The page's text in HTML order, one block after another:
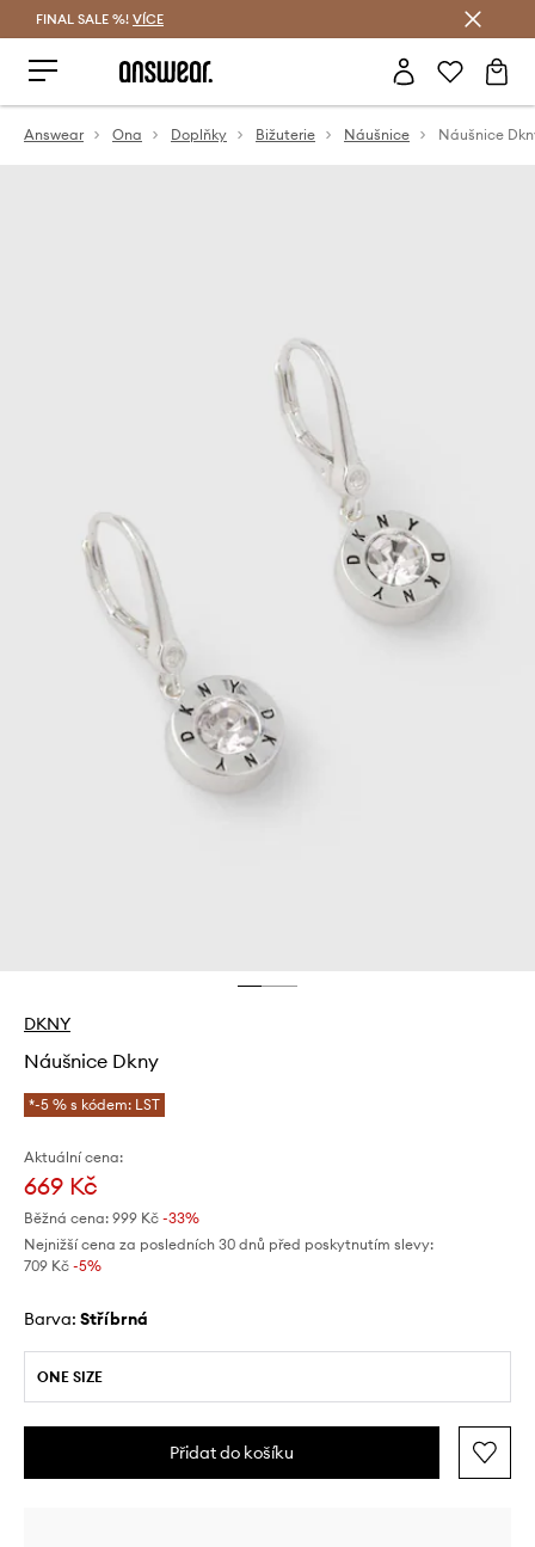
FINAL SALE %! VÍCE
Answear Ona Doplňky Bižuterie Náušnice Náušnice
DKNY
Náušnice Dkny
*-5 % s kódem: LST
Aktuální cena:
669 Kč
Běžná cena: 999 Kč -33%
Nejnižší cena za posledních 30 dnů před poskytnutím slevy:
709 Kč -5%
Barva: stříbrná
ONE SIZE
Přidat do košíku